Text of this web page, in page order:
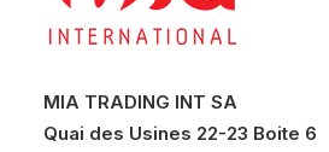
MIA TRADING INT SA
Quai des Usines 22-23 Boite 6